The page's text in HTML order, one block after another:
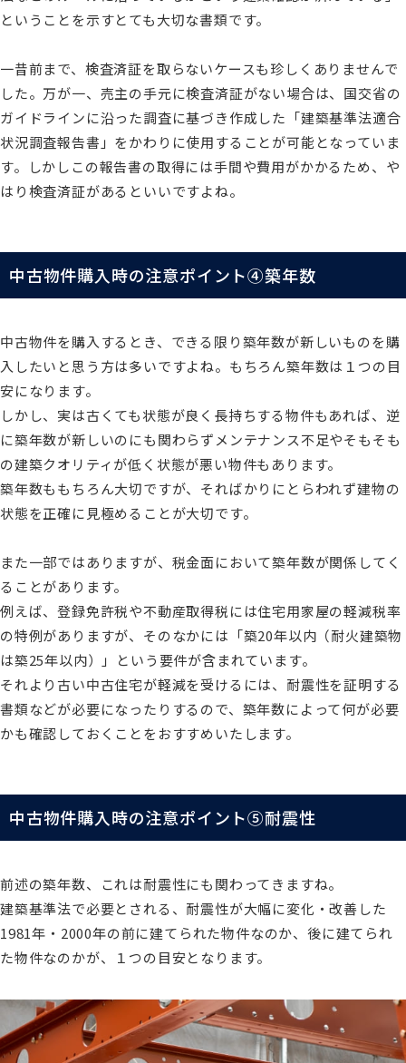
ということを示すとても大切な書類です。
一昔前まで、検査済証を取らないケースも珍しくありませんで
した。万が一、売主の手元に検査済証がない場合は、国交省の
ガイドラインに沿った調査に基づき作成した「建築基準法適合
状況調査報告書」をかわりに使用することが可能となっていま
す。しかしこの報告書の取得には手間や費用がかかるため、や
はり検査済証があるといいですよね。
中古物件購入時の注意ポイント④築年数
中古物件を購入するとき、できる限り築年数が新しいものを購
入したいと思う方は多いですよね。もちろん築年数は１つの目
安になります。
しかし、実は古くても状態が良く長持ちする物件もあれば、逆
に築年数が新しいのにも関わらずメンテナンス不足やそもそも
の建築クオリティが低く状態が悪い物件もあります。
築年数ももちろん大切ですが、そればかりにとらわれず建物の
状態を正確に見極めることが大切です。
また一部ではありますが、税金面において築年数が関係してく
ることがあります。
例えば、登録免許税や不動産取得税には住宅用家屋の軽減税率
の特例がありますが、そのなかには「築20年以内（耐火建築物
は築25年以内）」という要件が含まれています。
それより古い中古住宅が軽減を受けるには、耐震性を証明する
書類などが必要になったりするので、築年数によって何が必要
かも確認しておくことをおすすめいたします。
中古物件購入時の注意ポイント⑤耐震性
前述の築年数、これは耐震性にも関わってきますね。
建築基準法で必要とされる、耐震性が大幅に変化・改善した
1981年・2000年の前に建てられた物件なのか、後に建てられ
た物件なのかが、１つの目安となります。